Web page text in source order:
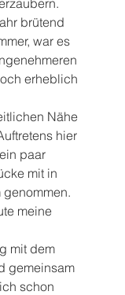
brütend
war es
erheblich
Nähe
hier
paar
mit in
genommen.
meine
mit dem
gemeinsam
schon